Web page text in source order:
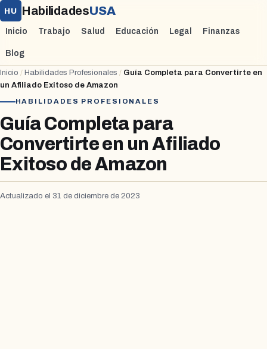
HU HabilidadesUSA
Inicio Trabajo Salud Educación Legal Finanzas
Blog
Inicio / Habilidades Profesionales / Guía Completa para Convertirte en
un Afiliado Exitoso de Amazon
HABILIDADES PROFESIONALES
Guía Completa para
Convertirte en un Afiliado
Exitoso de Amazon
Actualizado el 31 de diciembre de 2023